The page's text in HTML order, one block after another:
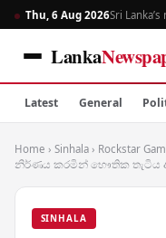
Thu, 6 Aug 2026Sri
Lanka
Latest General
Home › Sinhala › Rockstar
නිර්ණය කරමින් භෞතික තැටිය
SINHALA